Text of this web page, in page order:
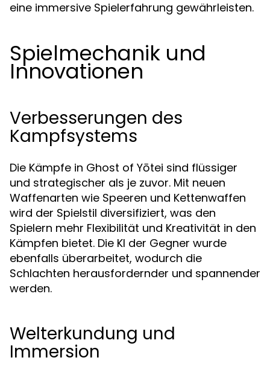
eine immersive Spielerfahrung gewährleisten.
Spielmechanik und
Innovationen
Verbesserungen des
Kampfsystems
Die Kämpfe in Ghost of Yōtei sind flüssiger
und strategischer als je zuvor. Mit neuen
Waffenarten wie Speeren und Kettenwaffen
wird der Spielstil diversifiziert, was den
Spielern mehr Flexibilität und Kreativität in den
Kämpfen bietet. Die KI der Gegner wurde
ebenfalls überarbeitet, wodurch die
Schlachten herausfordernder und spannender
werden.
Welterkundung und
Immersion